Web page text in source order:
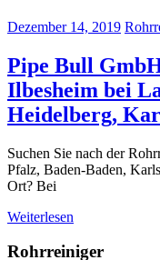
Dezember 14, 2019
Pipe Bull
Ilbesheim bei
Heidelberg,
Suchen Sie nach der
Pfalz, Baden-Baden,
Ort? Bei
Weiterlesen
Rohrreiniger